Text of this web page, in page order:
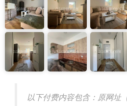
以下付费内容包含：原网址